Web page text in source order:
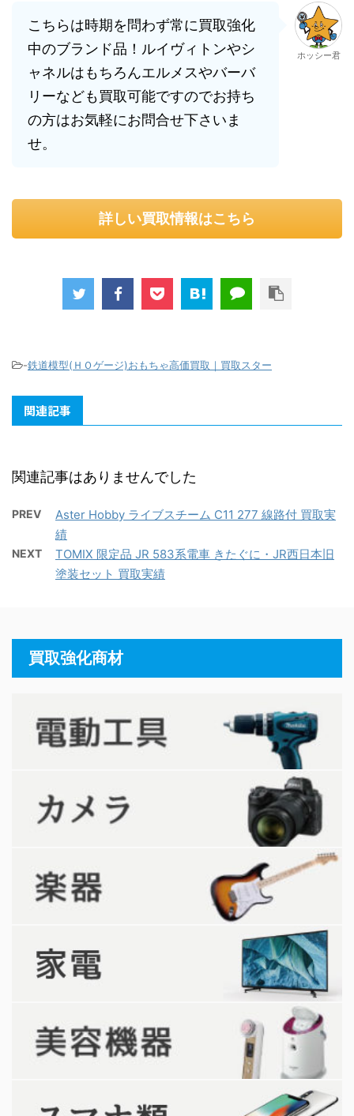
こちらは時期を問わず常に買取強化
中のブランド品！ルイヴィトンやシ
ャネルはもちろんエルメスやバーバ
リーなども買取可能ですのでお持ち
の方はお気軽にお問合せ下さいま
せ。
ホッシー君
詳しい買取情報はこちら
-鉄道模型(ＨＯゲージ)おもちゃ高価買取｜買取スター
関連記事
関連記事はありませんでした
PREV
Aster Hobby ライブスチーム C11 277 線路付 買取実
績
NEXT
TOMIX 限定品 JR 583系電車 きたぐに・JR西日本旧
塗装セット 買取実績
買取強化商材